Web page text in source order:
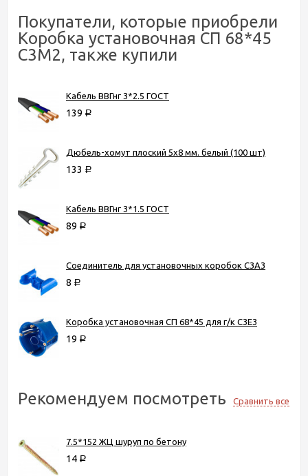
Покупатели, которые приобрели
Коробка установочная СП 68*45
С3М2, также купили
Кабель ВВГнг 3*2.5 ГОСТ
139 Р
Дюбель-хомут плоский 5х8 мм. белый (100 шт)
133 Р
Кабель ВВГнг 3*1.5 ГОСТ
89 Р
Соединитель для установочных коробок С3А3
8 Р
Коробка установочная СП 68*45 для г/к С3Е3
19 Р
Рекомендуем посмотреть Сравнить все
7.5*152 ЖЦ шуруп по бетону
14 Р